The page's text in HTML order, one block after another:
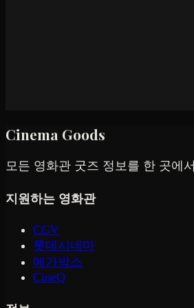
Cinema Goods
모든 영화관 굿즈 정보를 한 곳에서
지원하는 영화관
CGV
롯데시네마
메가박스
CineQ